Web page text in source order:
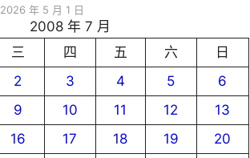
2026 年 5 月 1 日
2008 年 7 月
三 四 五 六
日
2 3 4 5
6
9 10 11 12
13
16 17 18 19
20